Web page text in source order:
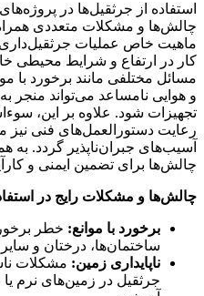
استفاده از جرثقیل‌ها در
چالش‌ها و مشکلات متعددی
ماهیت خاص عملیات جرثقیل‌داری،
کار در ارتفاع و شرایط محیطی
مسائل مختلفی مانند برخورد با
و هوایی نامساعد می‌تواند
تجهیزات شود. علاوه بر این،
رعایت دستورالعمل‌های فنی نیز
آسیب‌های جبران‌ناپذیر گردد. به
چالش‌ها برای تضمین ایمنی و
چالش‌ها و مشکلات رایج در
برخورد با موانع: خطر
ساختمان‌ها، درختان و سایر
ناپایداری زمین: مشکلات
جرثقیل در زمین‌های نرم یا